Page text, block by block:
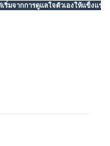
ริ่มจากการดูแลใจตัวเองให้แข็งแรง